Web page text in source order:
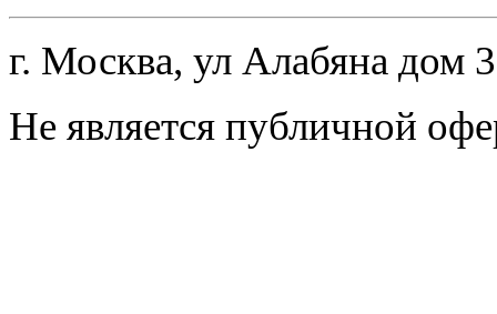
г. Москва, ул Алабяна дом
Не является публичной